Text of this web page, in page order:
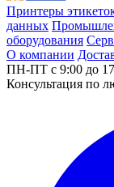
Принтеры
данных
оборудования
О компании
ПН-ПТ с 9:00 до
Консультация по